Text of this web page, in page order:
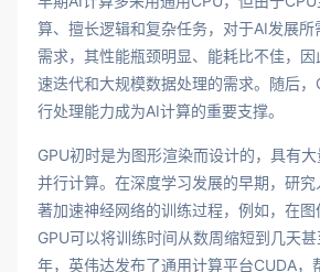
算、擅长逻辑和复杂任务，对于AI发展
需求，其性能瓶颈明显、能耗比不佳，
速迭代和大规模数据处理的需求。随后
行处理能力成为AI计算的重要支撑。
GPU初时是为图形渲染而设计的，具有
并行计算。在深度学习发展的早期，研
著加速神经网络的训练过程，例如，在
GPU可以将训练时间从数周缩短到几天
年，英伟达发布了通用计算平台CUDA，